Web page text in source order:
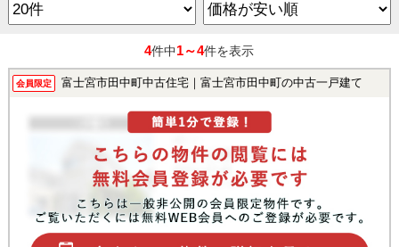
4件中1～4件を表示
会員限定 富士宮市田中町中古住宅｜富士宮市田中町の中古一戸建て